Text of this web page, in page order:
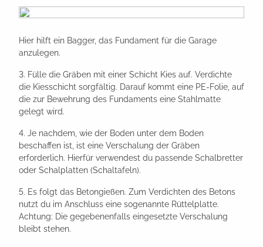
Hier hilft ein Bagger, das Fundament für die Garage
anzulegen.
3. Fülle die Gräben mit einer Schicht Kies auf. Verdichte
die Kiesschicht sorgfältig. Darauf kommt eine PE-Folie, auf
die zur Bewehrung des Fundaments eine Stahlmatte
gelegt wird.
4. Je nachdem, wie der Boden unter dem Boden
beschaffen ist, ist eine Verschalung der Gräben
erforderlich. Hierfür verwendest du passende Schalbretter
oder Schalplatten (Schaltafeln).
5. Es folgt das Betongießen. Zum Verdichten des Betons
nutzt du im Anschluss eine sogenannte Rüttelplatte.
Achtung: Die gegebenenfalls eingesetzte Verschalung
bleibt stehen.